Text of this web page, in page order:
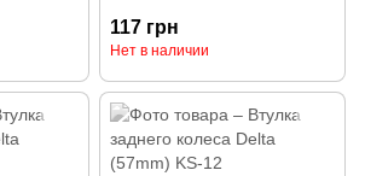
117 грн
Нет в наличии